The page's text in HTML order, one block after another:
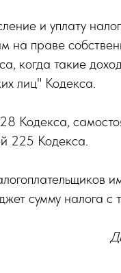
и уплату
на праве
когда такие
лиц" Кодекса.
Кодекса,
225 Кодекса.
сумму налога с